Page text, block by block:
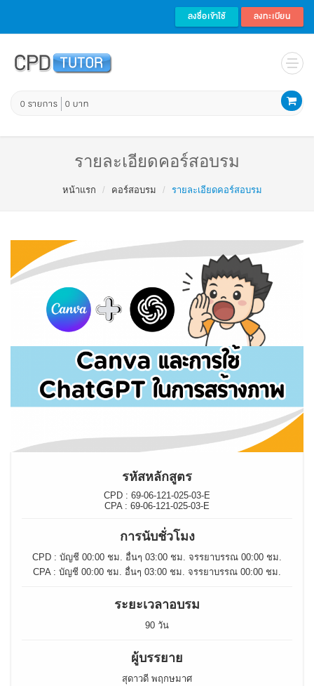
ลงชื่อเข้าใช้ ลงทะเบียน
0 รายการ 0 บาท
รายละเอียดคอร์สอบรม
หน้าแรก คอร์สอบรม รายละเอียดคอร์สอบรม
รหัสหลักสูตร
CPD : 69-06-121-025-03-E
CPA : 69-06-121-025-03-E
การนับชั่วโมง
CPD : บัญชี 00:00 ชม. อื่นๆ 03:00 ชม. จรรยาบรรณ 00:00 ชม.
CPA : บัญชี 00:00 ชม. อื่นๆ 03:00 ชม. จรรยาบรรณ 00:00 ชม.
ระยะเวลาอบรม
90 วัน
ผู้บรรยาย
สุดาวดี พฤกษมาศ